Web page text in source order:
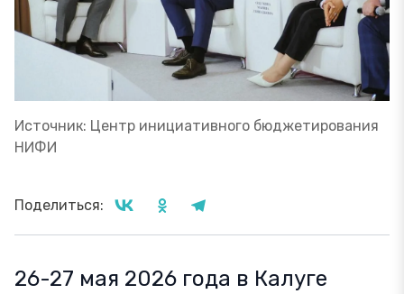
Источник: Центр инициативного бюджетирования
НИФИ
Поделиться:
26-27 мая 2026 года в Калуге